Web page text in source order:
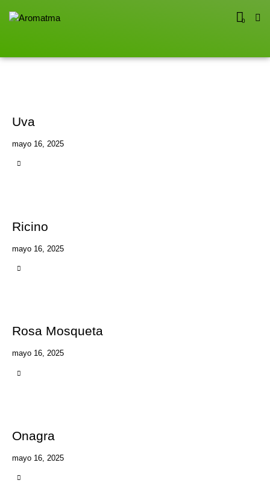
0
Uva
mayo 16, 2025
Ricino
mayo 16, 2025
Rosa Mosqueta
mayo 16, 2025
Onagra
mayo 16, 2025